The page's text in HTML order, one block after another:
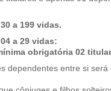
a 199 vidas.
a 29 vidas:
obrigatória 02
dependentes entre si